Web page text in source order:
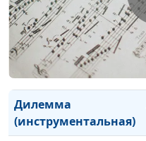
Последний век
Душа
(инструментальная)
Дилемма
(инструментальная)